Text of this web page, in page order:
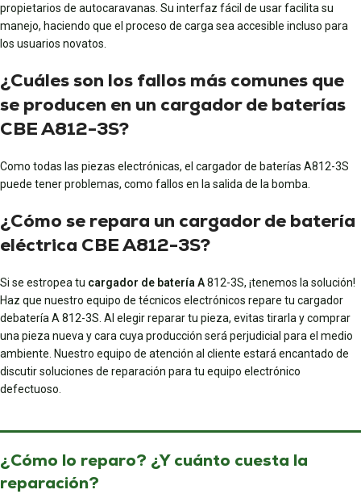
propietarios de autocaravanas. Su interfaz fácil de usar facilita su
manejo, haciendo que el proceso de carga sea accesible incluso para
los usuarios novatos.
¿Cuáles son los fallos más comunes que
se producen en un cargador de baterías
CBE A812-3S?
Como todas las piezas electrónicas, el cargador de baterías A812-3S
puede tener problemas, como fallos en la salida de la bomba.
¿Cómo se repara un cargador de batería
eléctrica CBE A812-3S?
Si se estropea tu cargador de batería A812-3S, ¡tenemos la solución!
Haz que nuestro equipo de técnicos electrónicos repare tu cargador
debatería A 812-3S. Al elegir reparar tu pieza, evitas tirarla y comprar
una pieza nueva y cara cuya producción será perjudicial para el medio
ambiente. Nuestro equipo de atención al cliente estará encantado de
discutir soluciones de reparación para tu equipo electrónico
defectuoso.
¿Cómo lo reparo? ¿Y cuánto cuesta la
reparación?